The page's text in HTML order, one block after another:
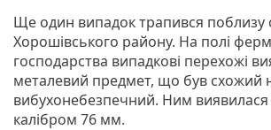
Ще один випадок трапився поблизу
Хорошівського району. На полі
господарства випадкові перехожі
металевий предмет, що був схожий
вибухонебезпечний. Ним виявилася
калібром 76 мм.